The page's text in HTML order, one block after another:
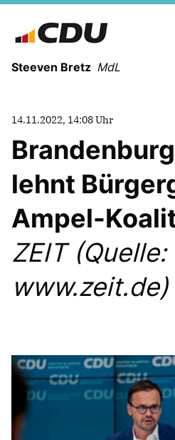
Steeven Bretz MdL
VITA
MEIN
MEIN
ZIELE
CDU
CDU Fraktion im
CDU
14.11.2022, 14:08 Uhr
lehnt
Ampel-
ZEIT (Quelle:
www.zeit.de)